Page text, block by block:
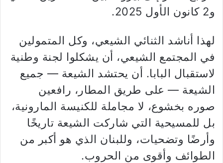
و2 كانون الأول 2025.
لهذا أناشد الثنائي الشيعي، وكل المتمولين
في المجتمع الشيعي، أن يشكلوا لجنة وطنية
لاستقبال البابا. أن يحتشد الشيعة — جميع
الشيعة — على طريق المطار، رافعين
صوره بخشوع، لا مجاملة للكنيسة المارونية،
بل للمسيحية التي شاركت الشيعة تاريخًا
وأرضًا وتضحيات، وللبنان الذي هو أكبر من
الطوائف وأقوى من الحروب.